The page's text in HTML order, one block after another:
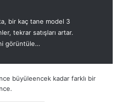
bir kaç tane model 3
tekrar satışları artar.
görüntüle…
büyüleencek kadar farklı bir